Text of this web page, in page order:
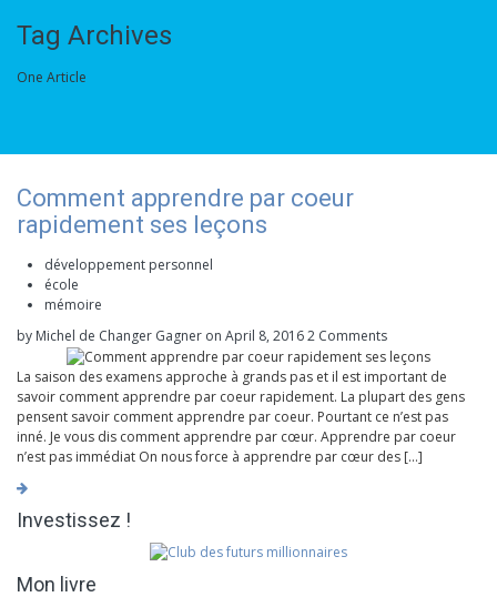
Tag Archives
One Article
Comment apprendre par coeur
rapidement ses leçons
développement personnel
école
mémoire
by Michel de Changer Gagner on April 8, 20162 Comments
La saison des examens approche à grands pas et il est important de
savoir comment apprendre par coeur rapidement. La plupart des gens
pensent savoir comment apprendre par coeur. Pourtant ce n’est pas
inné. Je vous dis comment apprendre par cœur. Apprendre par coeur
n’est pas immédiat On nous force à apprendre par cœur des […]
Investissez !
Mon livre